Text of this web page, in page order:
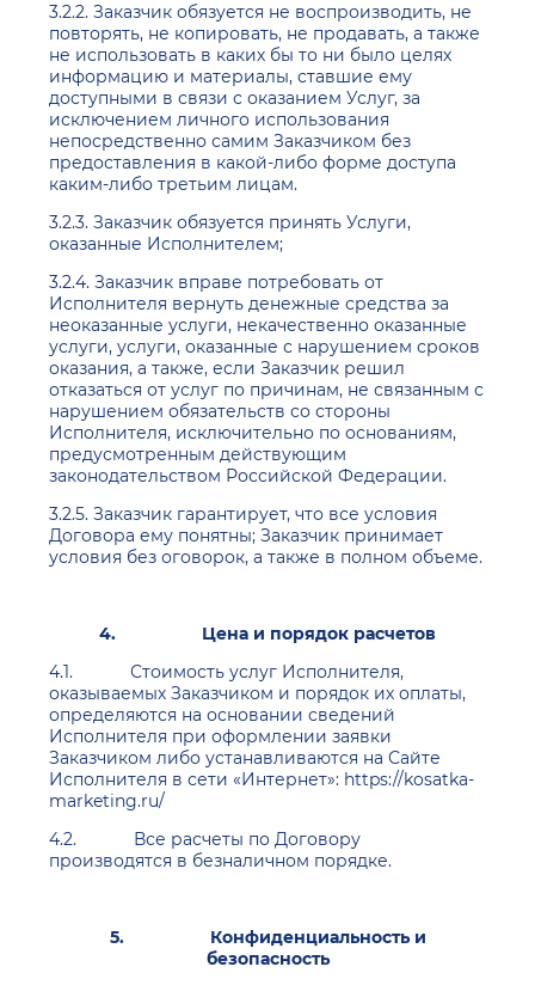
3.2.2. Заказчик обязуется не воспроизводить, не
повторять, не копировать, не продавать, а также
не использовать в каких бы то ни было целях
информацию и материалы, ставшие ему
доступными в связи с оказанием Услуг, за
исключением личного использования
непосредственно самим Заказчиком без
предоставления в какой-либо форме доступа
каким-либо третьим лицам.
3.2.3. Заказчик обязуется принять Услуги,
оказанные Исполнителем;
3.2.4. Заказчик вправе потребовать от
Исполнителя вернуть денежные средства за
неоказанные услуги, некачественно оказанные
услуги, услуги, оказанные с нарушением сроков
оказания, а также, если Заказчик решил
отказаться от услуг по причинам, не связанным с
нарушением обязательств со стороны
Исполнителя, исключительно по основаниям,
предусмотренным действующим
законодательством Российской Федерации.
3.2.5. Заказчик гарантирует, что все условия
Договора ему понятны; Заказчик принимает
условия без оговорок, а также в полном объеме.
4. Цена и порядок расчетов
4.1. Стоимость услуг Исполнителя,
оказываемых Заказчиком и порядок их оплаты,
определяются на основании сведений
Исполнителя при оформлении заявки
Заказчиком либо устанавливаются на Сайте
Исполнителя в сети «Интернет»: https://kosatka-
marketing.ru/
4.2. Все расчеты по Договору
производятся в безналичном порядке.
5. Конфиденциальность и
безопасность